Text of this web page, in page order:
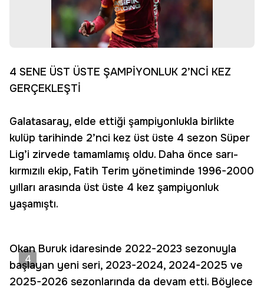
4 SENE ÜST ÜSTE ŞAMPİYONLUK 2’NCİ KEZ
GERÇEKLEŞTİ
Galatasaray, elde ettiği şampiyonlukla birlikte
kulüp tarihinde 2’nci kez üst üste 4 sezon Süper
Lig’i zirvede tamamlamış oldu. Daha önce sarı-
kırmızılı ekip, Fatih Terim yönetiminde 1996-2000
yılları arasında üst üste 4 kez şampiyonluk
yaşamıştı.
4
Okan Buruk idaresinde 2022-2023 sezonuyla
başlayan yeni seri, 2023-2024, 2024-2025 ve
2025-2026 sezonlarında da devam etti. Böylece